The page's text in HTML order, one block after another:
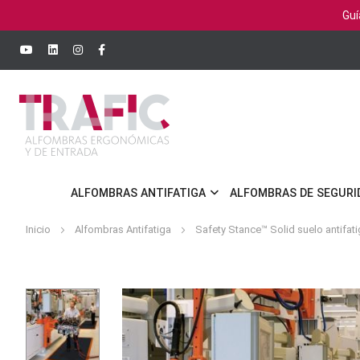
ALFOMBRAS ANTIFATIGA ALFOMBRAS DE
Inicio Alfombras Antifatiga Safety Stance™ Solid suelo
Saltar
al
final
de